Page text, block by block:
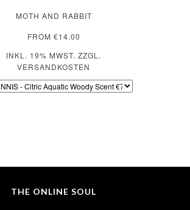
MOTH AND RABBIT
FROM €14.00
INKL. 19% MWST. ZZGL.
VERSANDKOSTEN
THE ONLINE SOUL